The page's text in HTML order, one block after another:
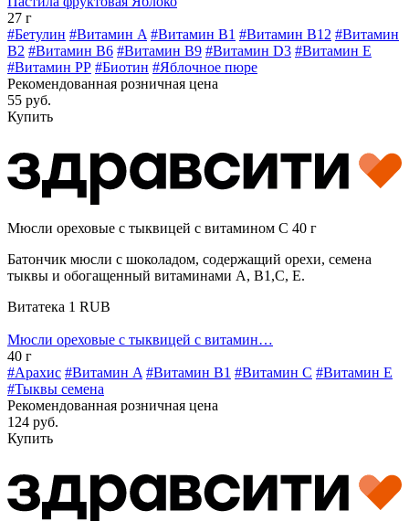
27 г
#Бетулин #Витамин A #Витамин B1 #Витамин B12 #Витамин
B2 #Витамин B6 #Витамин B9 #Витамин D3 #Витамин E
#Витамин РР #Биотин #Яблочное пюре
Рекомендованная розничная цена
55 руб.
Купить
Мюсли ореховые с тыквицей с витамином С 40 г
Батончик мюсли с шоколадом, содержащий орехи, семена
тыквы и обогащенный витаминами А, В1,С, Е.
Витатека 1 RUB
Мюсли ореховые с тыквицей с витамин…
40 г
#Арахис #Витамин A #Витамин B1 #Витамин C #Витамин E
#Тыквы семена
Рекомендованная розничная цена
124 руб.
Купить